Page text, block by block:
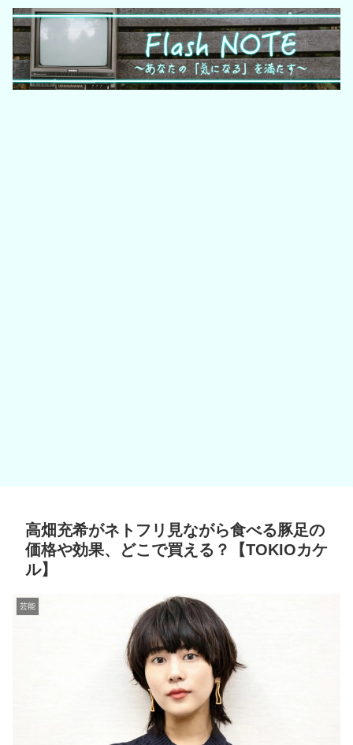
高畑充希がネトフリ見ながら食べる豚足の
価格や効果、どこで買える？【TOKIOカケ
ル】
芸能